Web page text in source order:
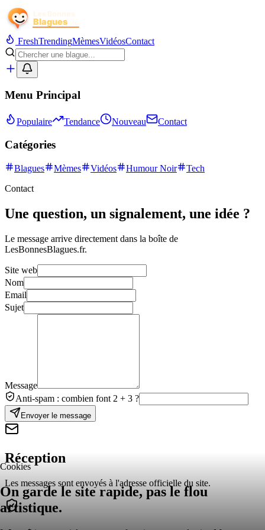
FreshTrendingMèmesVidéosContact
Menu Principal
Populaire Tendance Nouveau Contact
Catégories
Blagues Mèmes Vidéos Humour Noir
Tech
Contact
Une question, un signalement, une idée ?
Le message arrive directement dans la boîte de
LesBonnesBlagues.fr.
Site web
Nom
Email
Sujet
Message
Anti-spam : combien font 2 + 3 ?
Envoyer le message
Réception
Les messages sont envoyés à l'adresse officielle du site.
Cookies
On garde le site rapide, pas le flou
artistique.